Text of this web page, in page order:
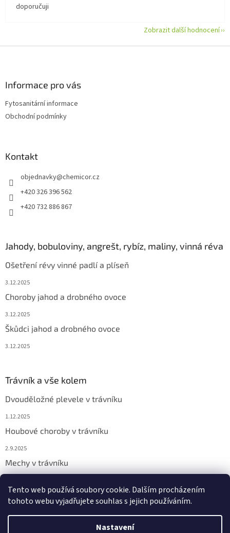
Tento web používá soubory cookie. Dalším procházením
tohoto webu vyjadřujete souhlas s jejich používáním.
Nastavení
doporučuji
Zobrazit další hodnocení
Informace pro vás
Fytosanitární informace
Obchodní podmínky
Kontakt
objednavky@chemicor.cz
+420 326 396 562
+420 732 886 867
Jahody, bobuloviny, angrešt, rybíz, maliny, vinná réva
Ošetření révy vinné padlí a plíseň
3.12.2025
Choroby jahod a drobného ovoce
3.12.2025
Škůdci jahod a drobného ovoce
3.12.2025
Trávník a vše kolem
Dvouděložné plevele v trávníku
1.12.2025
Houbové choroby v trávníku
2.9.2025
Mechy v trávníku